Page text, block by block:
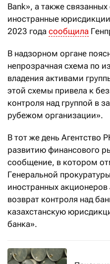
Bank», а также
иностранные
2023 года сообщила
В надзорном органе
непрозрачная схема по
владения активами
этой схемы привела к
контроля над группой в
рубежом организации».
В тот же день Агентство
развитию финансового
сообщение, в котором
Генеральной
иностранных акционеров
возврат контроля над
казахстанскую
банка».